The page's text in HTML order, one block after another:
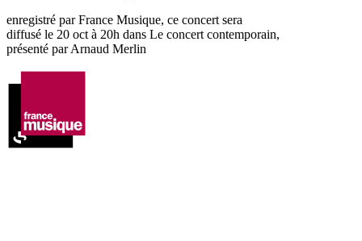
enregistré par France Musique, ce concert sera
diffusé le 20 oct à 20h dans Le concert contemporain,
présenté par Arnaud Merlin